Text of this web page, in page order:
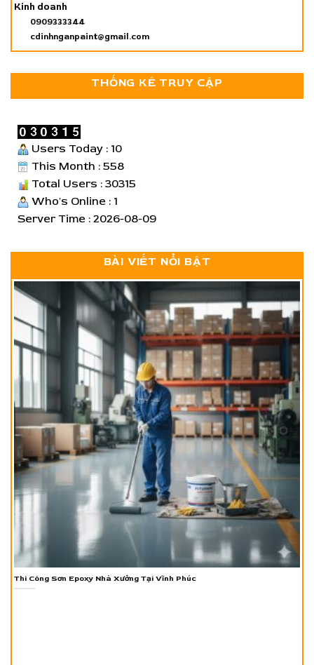
Kinh doanh
0909333344
cdinhnganpaint@gmail.com
THỐNG KÊ TRUY CẬP
Users Today : 10
This Month : 558
Total Users : 30315
Who's Online : 1
Server Time : 2026-08-09
BÀI VIẾT NỔI BẬT
Thi Công Sơn Epoxy Nhà Xưởng Tại Vĩnh Phúc